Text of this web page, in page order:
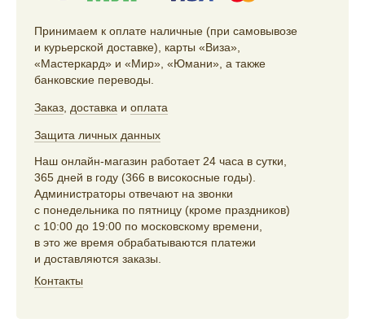
Принимаем к оплате наличные (при самовывозе
и курьерской доставке), карты «Виза»,
«Мастеркард» и «Мир», «Юмани», а также
банковские переводы.
Заказ, доставка и оплата
Защита личных данных
Наш онлайн-магазин работает 24 часа в сутки,
365 дней в году (366 в високосные годы).
Администраторы отвечают на звонки
с понедельника по пятницу (кроме праздников)
с 10:00 до 19:00 по московскому времени,
в это же время обрабатываются платежи
и доставляются заказы.
Контакты